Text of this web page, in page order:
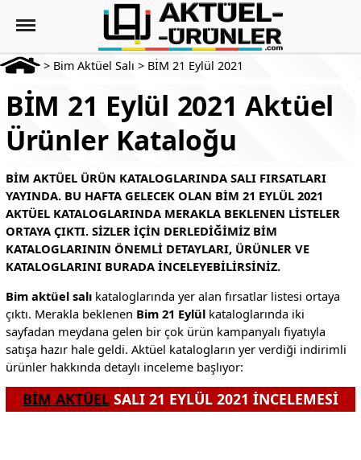
> Bim Aktüel Salı > BİM 21 Eylül 2021
BİM 21 Eylül 2021 Aktüel
Ürünler Kataloğu
BİM AKTÜEL ÜRÜN KATALOGLARINDA SALI FIRSATLARI
YAYINDA. BU HAFTA GELECEK OLAN BIM 21 EYLÜL 2021
AKTÜEL KATALOGLARINDA MERAKLA BEKLENEN LISTELER
ORTAYA ÇIKTI. SIZLER IÇIN DERLEDIĞIMIZ BIM
KATALOGLARININ ÖNEMLI DETAYLARI, ÜRÜNLER VE
KATALOGLARINI BURADA INCELEYEBILIRSINIZ.
Bim aktüel salıkataloglarında yer alan fırsatlar listesi ortaya
çıktı. Merakla beklenen Bim 21 Eylülkataloglarında iki
sayfadan meydana gelen bir çok ürün kampanyalı fiyatıyla
satışa hazır hale geldi. Aktüel katalogların yer verdiği indirimli
ürünler hakkında detaylı inceleme başlıyor:
BİM AKTÜELSALI 21 EYLÜL 2021 İNCELEMESİ